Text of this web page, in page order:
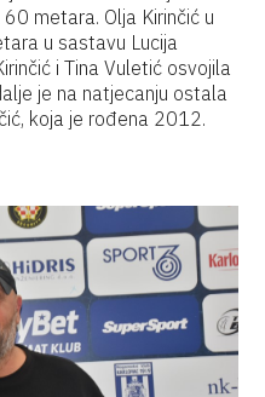
metara. Olja Kirinčić u
u sastavu Lucija
i Tina Vuletić osvojila
je na natjecanju ostala
koja je rođena 2012.